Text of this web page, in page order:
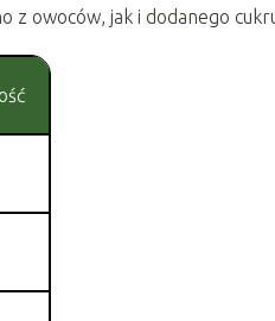
z owoców, jak i dodanego